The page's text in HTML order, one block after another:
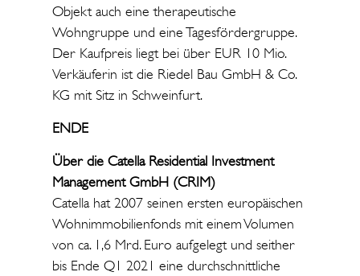
Objekt auch eine therapeutische
Wohngruppe und eine Tagesfördergruppe.
Der Kaufpreis liegt bei über EUR 10 Mio.
Verkäuferin ist die Riedel Bau GmbH & Co.
KG mit Sitz in Schweinfurt.
ENDE
Über die Catella Residential Investment
Management GmbH (CRIM)
Catella hat 2007 seinen ersten europäischen
Wohnimmobilienfonds mit einem Volumen
von ca. 1,6 Mrd. Euro aufgelegt und seither
bis Ende Q1 2021 eine durchschnittliche